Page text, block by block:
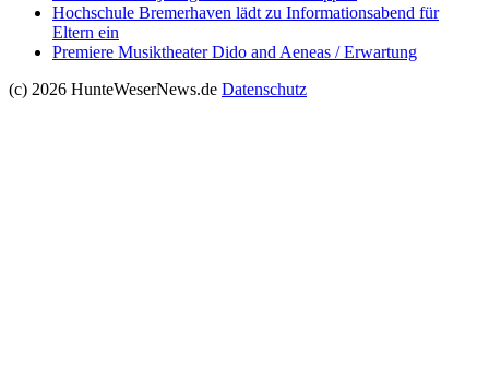
Hochschule Bremerhaven lädt zu Informationsabend für
Eltern ein
Premiere Musiktheater Dido and Aeneas / Erwartung
(c) 2026 HunteWeserNews.de Datenschutz